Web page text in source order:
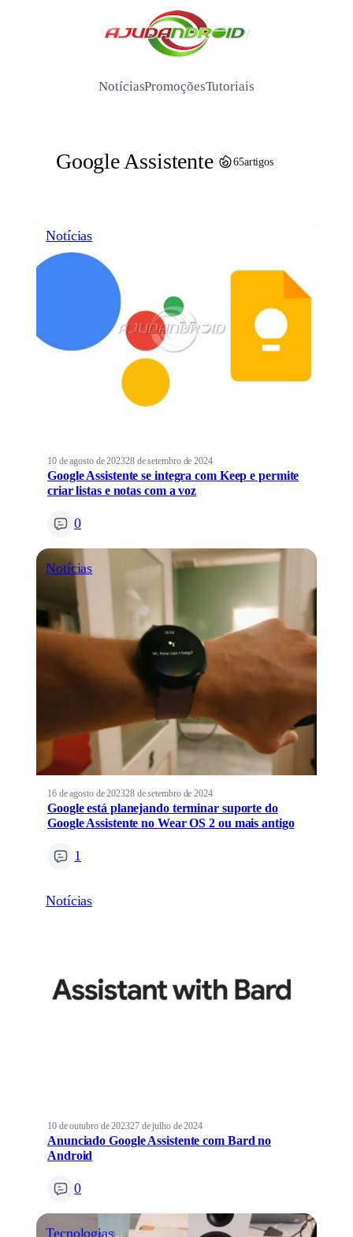
/
NotíciasPromoçõesTutoriais
Google Assistente/ 65artigos
Notícias
10 de agosto de 202328 de setembro de 2024
Google Assistente se integra com Keep e permite
criar listas e notas com a voz
0
Notícias
16 de agosto de 202328 de setembro de 2024
Google está planejando terminar suporte do
Google Assistente no Wear OS 2 ou mais antigo
1
Notícias
10 de outubro de 202327 de julho de 2024
Anunciado Google Assistente com Bard no
Android
0
Tecnologias